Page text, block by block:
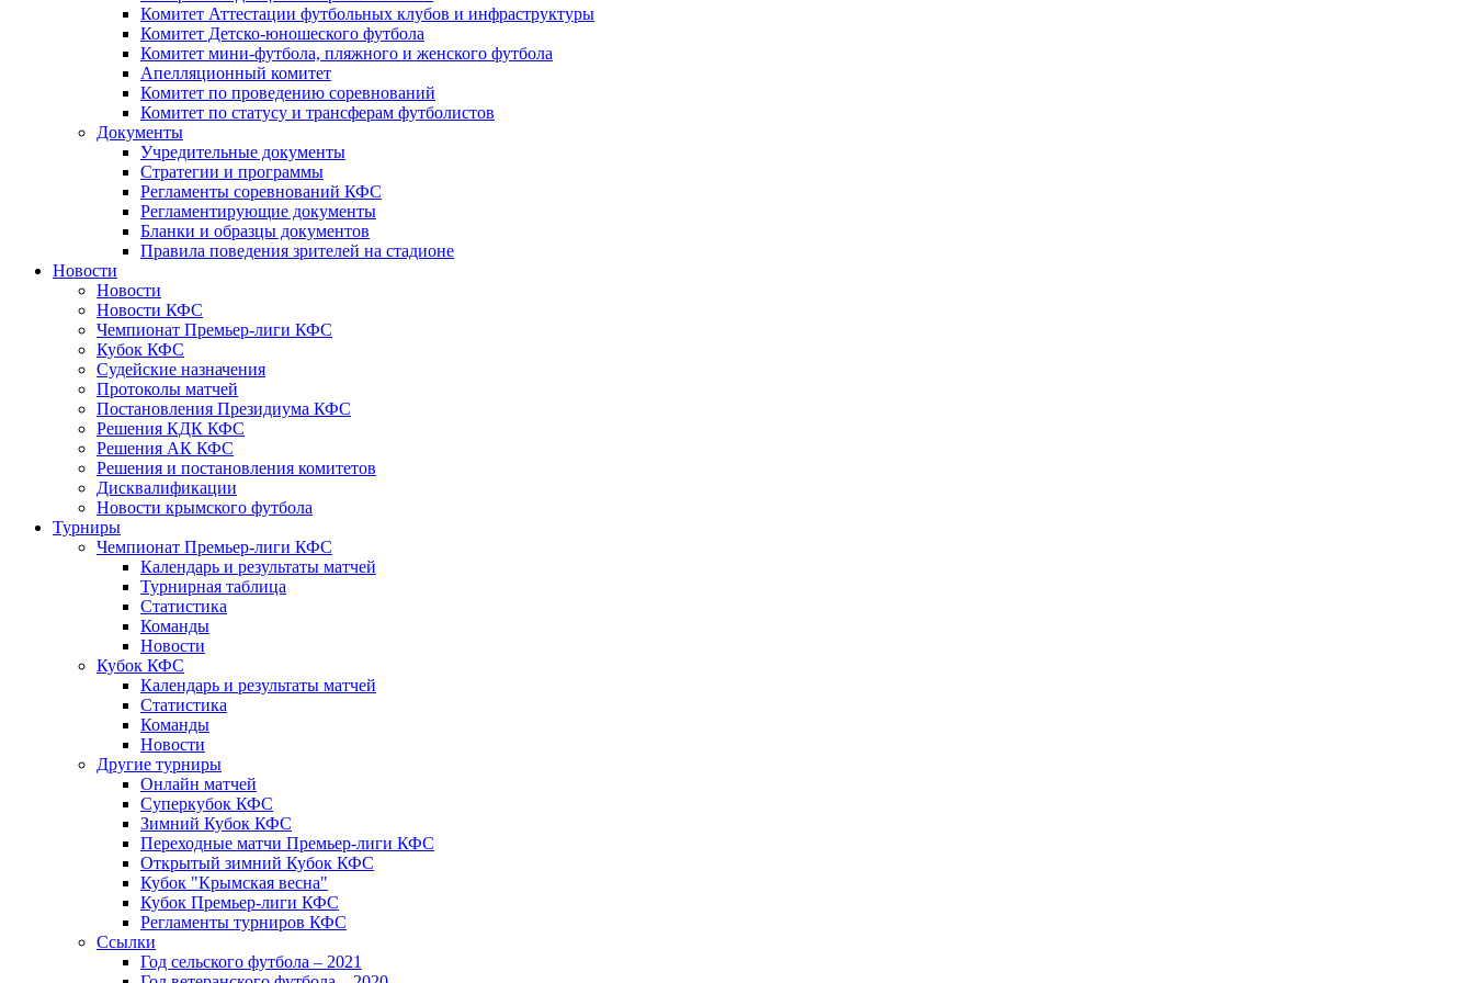
Комитет Аттестации футбольных клубов и инфраструктуры
Комитет Детско-юношеского футбола
Комитет мини-футбола, пляжного и женского футбола
Апелляционный комитет
Комитет по проведению соревнований
Комитет по статусу и трансферам футболистов
Документы
Учредительные документы
Стратегии и программы
Регламенты соревнований КФС
Регламентирующие документы
Бланки и образцы документов
Правила поведения зрителей на стадионе
Новости
Новости
Новости КФС
Чемпионат Премьер-лиги КФС
Кубок КФС
Судейские назначения
Протоколы матчей
Постановления Президиума КФС
Решения КДК КФС
Решения АК КФС
Решения и постановления комитетов
Дисквалификации
Новости крымского футбола
Турниры
Чемпионат Премьер-лиги КФС
Календарь и результаты матчей
Турнирная таблица
Статистика
Команды
Новости
Кубок КФС
Календарь и результаты матчей
Статистика
Команды
Новости
Другие турниры
Онлайн матчей
Суперкубок КФС
Зимний Кубок КФС
Переходные матчи Премьер-лиги КФС
Открытый зимний Кубок КФС
Кубок "Крымская весна"
Кубок Премьер-лиги КФС
Регламенты турниров КФС
Ссылки
Год сельского футбола – 2021